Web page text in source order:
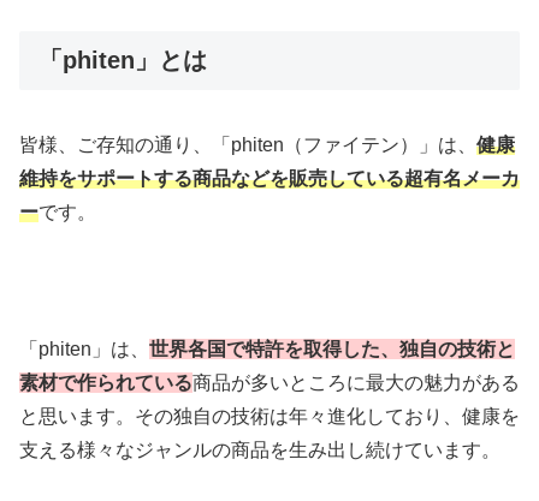
「phiten」とは
皆様、ご存知の通り、「phiten（ファイテン）」は、 健康
維持をサポートする商品などを販売している超有名メーカ
ーです。
「phiten」は、 世界各国で特許を取得した、独自の技術と
素材で作られている商品が多いところに最大の魅力がある
と思います。その独自の技術は年々進化しており、健康を
支える様々なジャンルの商品を生み出し続けています。